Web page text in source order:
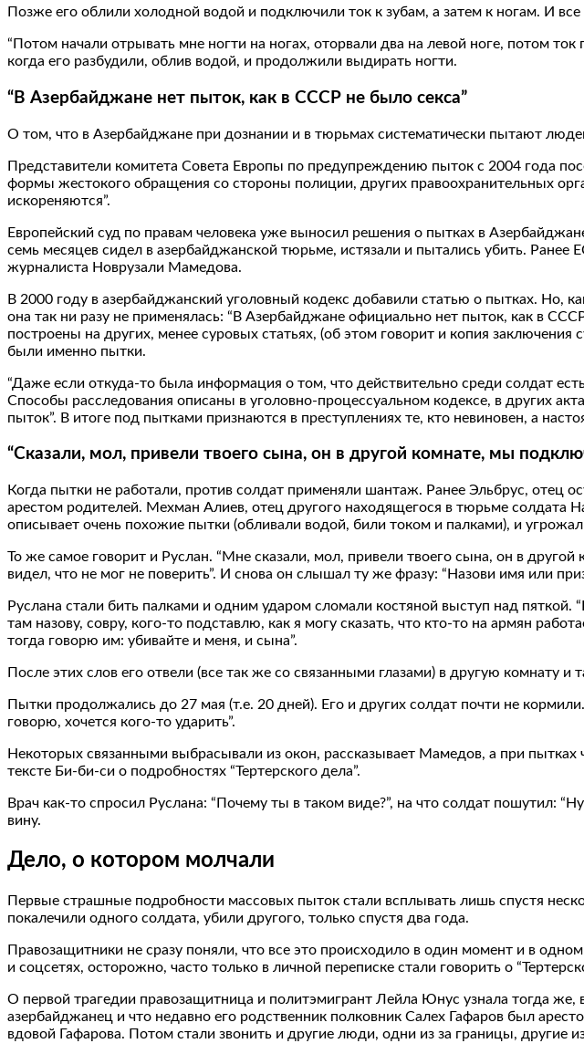
Позже его облили холодной водой и подключили ток к зубам, а затем к ногам. И
“Потом начали отрывать мне ногти на ногах, оторвали два на левой ноге, потом
когда его разбудили, облив водой, и продолжили выдирать ногти.
“В Азербайджане нет пыток, как в СССР не было секса”
О том, что в Азербайджане при дознании и в тюрьмах систематически пытают
Представители комитета Совета Европы по предупреждению пыток с 2004 года
формы жестокого обращения со стороны полиции, других правоохранительных
искореняются”.
Европейский суд по правам человека уже выносил решения о пытках в
семь месяцев сидел в азербайджанской тюрьме, истязали и пытались убить.
журналиста Новрузали Мамедова.
В 2000 году в азербайджанский уголовный кодекс добавили статью о пытках. Но,
она так ни разу не применялась: “В Азербайджане официально нет пыток, как в
построены на других, менее суровых статьях, (об этом говорит и копия
были именно пытки.
“Даже если откуда-то была информация о том, что действительно среди солдат
Способы расследования описаны в уголовно-процессуальном кодексе, в других
пыток”. В итоге под пытками признаются в преступлениях те, кто невиновен, а
“Сказали, мол, привели твоего сына, он в другой комнате, мы
Когда пытки не работали, против солдат применяли шантаж. Ранее Эльбрус, отец
арестом родителей. Мехман Алиев, отец другого находящегося в тюрьме солдата
описывает очень похожие пытки (обливали водой, били током и палками), и
То же самое говорит и Руслан. “Мне сказали, мол, привели твоего сына, он в
видел, что не мог не поверить”. И снова он слышал ту же фразу: “Назови имя или
Руслана стали бить палками и одним ударом сломали костяной выступ над
там назову, совру, кого-то подставлю, как я могу сказать, что кто-то на армян
тогда говорю им: убивайте и меня, и сына”.
После этих слов его отвели (все так же со связанными глазами) в другую комнату и
Пытки продолжались до 27 мая (т.е. 20 дней). Его и других солдат почти не
говорю, хочется кого-то ударить”.
Некоторых связанными выбрасывали из окон, рассказывает Мамедов, а при
тексте Би-би-си о подробностях “Тертерского дела”.
Врач как-то спросил Руслана: “Почему ты в таком виде?”, на что солдат пошутил:
вину.
Дело, о котором молчали
Первые страшные подробности массовых пыток стали всплывать лишь спустя
покалечили одного солдата, убили другого, только спустя два года.
Правозащитники не сразу поняли, что все это происходило в один момент и в
и соцсетях, осторожно, часто только в личной переписке стали говорить о
О первой трагедии правозащитница и политэмигрант Лейла Юнус узнала тогда же,
азербайджанец и что недавно его родственник полковник Салех Гафаров был
вдовой Гафарова. Потом стали звонить и другие люди, одни из за границы, другие